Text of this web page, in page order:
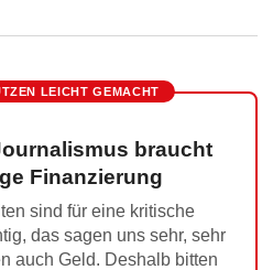
LEICHT GEMACHT
braucht
Finanzierung
sind für eine kritische
das sagen uns sehr, sehr
auch Geld. Deshalb bitten